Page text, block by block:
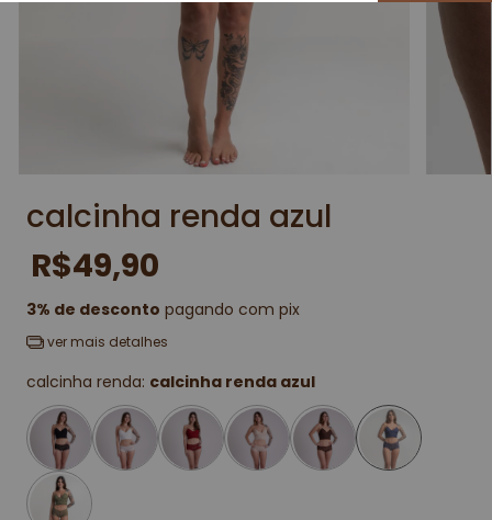
calcinha renda azul
R$49,90
3% de desconto pagando com pix
ver mais detalhes
calcinha renda: calcinha renda azul